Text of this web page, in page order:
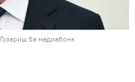
Гузариш ба медиабонк